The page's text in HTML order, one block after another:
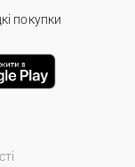
покупки